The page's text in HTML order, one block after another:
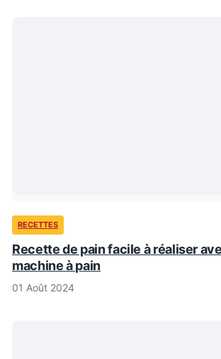
RECETTES
Recette de pain facile à réaliser
machine à pain
01 Août 2024